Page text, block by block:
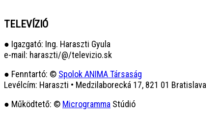
TELEVÍZIÓ
● Igazgató: Ing. Haraszti Gyula
e-mail: haraszti/@/televizio.sk
● Fenntartó: © Spolok ANIMA Társaság
Levélcím: Haraszti • Medzilaborecká 17, 821 01 Bratislava
● Működtető: © Microgramma Stúdió